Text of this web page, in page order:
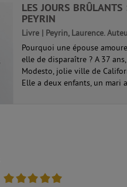
LES JOURS
PEYRIN
Livre | Peyrin, Laurence.
Pourquoi une épouse
elle de disparaître ? A 37
Modesto, jolie ville de
Elle a deux enfants, un mari
5/5